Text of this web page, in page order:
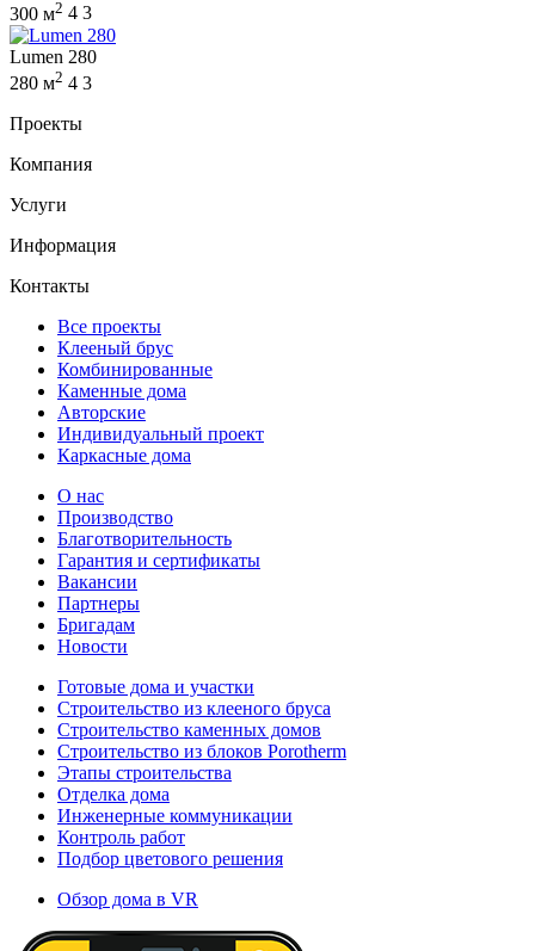
300 м2 4 3
Lumen 280
280 м2 4 3
Проекты
Компания
Услуги
Информация
Контакты
Все проекты
Клееный брус
Комбинированные
Каменные дома
Авторские
Индивидуальный проект
Каркасные дома
О нас
Производство
Благотворительность
Гарантия и сертификаты
Вакансии
Партнеры
Бригадам
Новости
Готовые дома и участки
Строительство из клееного бруса
Строительство каменных домов
Строительство из блоков Porotherm
Этапы строительства
Отделка дома
Инженерные коммуникации
Контроль работ
Подбор цветового решения
Обзор дома в VR